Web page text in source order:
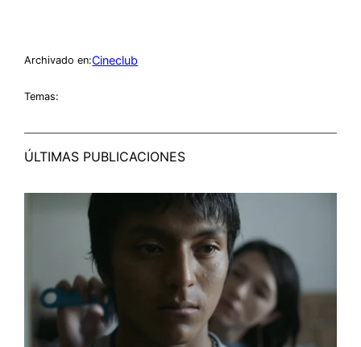
Archivado en:Cineclub
Temas:
ÚLTIMAS PUBLICACIONES